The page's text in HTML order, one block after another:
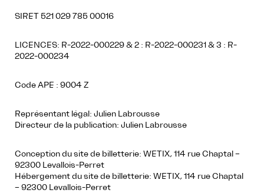
SIRET 521 029 785 00016
LICENCES: R-2022-000229 & 2 : R-2022-000231 & 3 : R-
2022-000234
Code APE : 9004 Z
Représentant légal: Julien Labrousse
Directeur de la publication: Julien Labrousse
Conception du site de billetterie: WETIX, 114 rue Chaptal –
92300 Levallois-Perret
Hébergement du site de billetterie: WETIX, 114 rue Chaptal
– 92300 Levallois-Perret